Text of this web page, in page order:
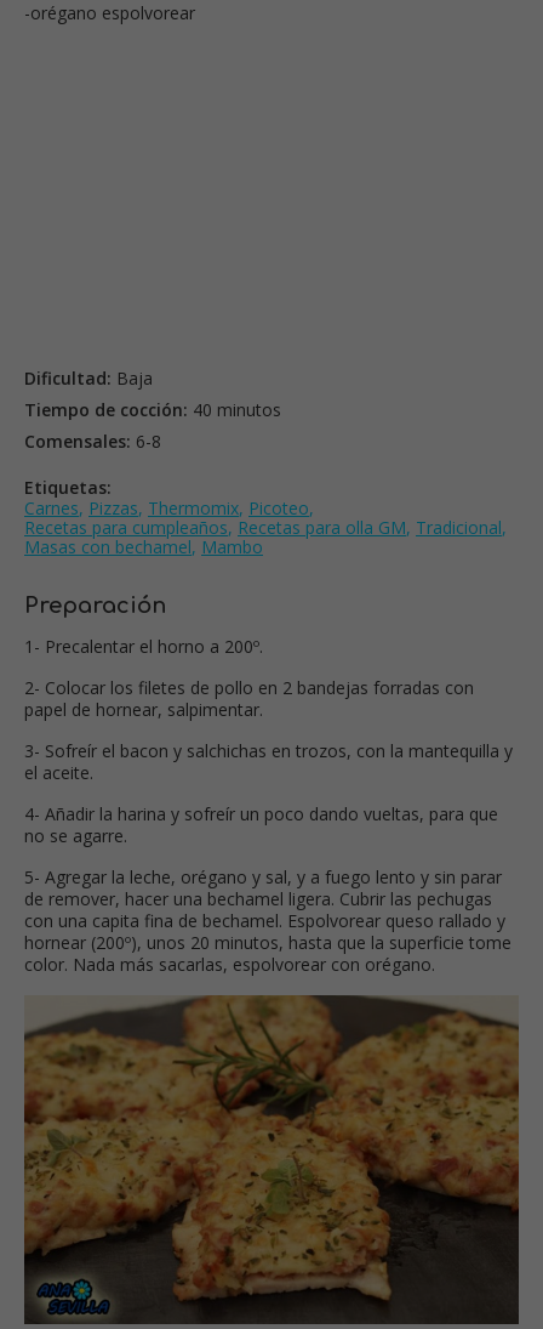
-orégano espolvorear
Dificultad: Baja
Tiempo de cocción: 40 minutos
Comensales: 6-8
Etiquetas:
Carnes, Pizzas, Thermomix, Picoteo,
Recetas para cumpleaños, Recetas para olla GM, Tradicional,
Masas con bechamel, Mambo
Preparación
1- Precalentar el horno a 200º.
2- Colocar los filetes de pollo en 2 bandejas forradas con
papel de hornear, salpimentar.
3- Sofreír el bacon y salchichas en trozos, con la mantequilla y
el aceite.
4- Añadir la harina y sofreír un poco dando vueltas, para que
no se agarre.
5- Agregar la leche, orégano y sal, y a fuego lento y sin parar
de remover, hacer una bechamel ligera. Cubrir las pechugas
con una capita fina de bechamel. Espolvorear queso rallado y
hornear (200º), unos 20 minutos, hasta que la superficie tome
color. Nada más sacarlas, espolvorear con orégano.